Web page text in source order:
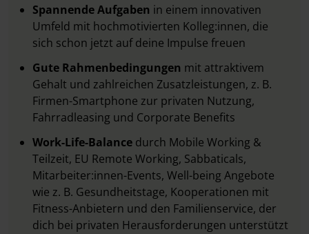
Spannende Aufgaben in einem innovativen
Umfeld mit hochmotivierten Kolleg:innen, die
sich schon jetzt auf deine Impulse freuen
Gute Rahmenbedingungen mit attraktivem
Gehalt und zahlreichen Zusatzleistungen, z. B.
Firmen-Smartphone zur privaten Nutzung,
Fahrradleasing und Corporate Benefits
Work-Life-Balance durch Mobile Working &
Teilzeit, EU Remote Working, Sabbaticals,
Mitarbeiter:innen-Events, Well-being Angebote
wie z. B. Gesundheitstage, Kooperationen mit
Fitness-Anbietern und den Familienservice, der
dich bei privaten Herausforderungen unterstützt